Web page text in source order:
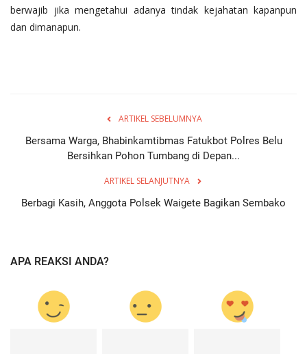
berwajib jika mengetahui adanya tindak kejahatan kapanpun
dan dimanapun.
ARTIKEL SEBELUMNYA
Bersama Warga, Bhabinkamtibmas Fatukbot Polres Belu
Bersihkan Pohon Tumbang di Depan...
ARTIKEL SELANJUTNYA
Berbagi Kasih, Anggota Polsek Waigete Bagikan Sembako
APA REAKSI ANDA?